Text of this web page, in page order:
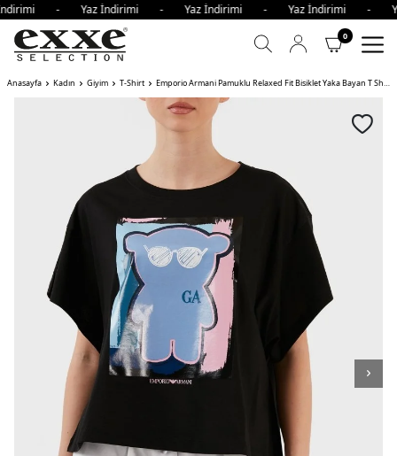
- Yaz İndirimi - Yaz İndirimi - Yaz İndirimi
0
Anasayfa Kadın Giyim T-Shirt Emporio Armani Pamuklu Relaxed Fit Bisiklet Yaka Bayan T Shirt